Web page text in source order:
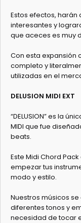
Estos efectos,
interesantes y
que aceces es muy
Con esta expansión
completo y
utilizadas en el
DELUSION MIDI EXT
“DELUSION” es la
MIDI que fue
beats.
Este Midi Chord
empezar tus
modo y estilo.
Nuestros músicos
diferentes tonos y
necesidad de tocar